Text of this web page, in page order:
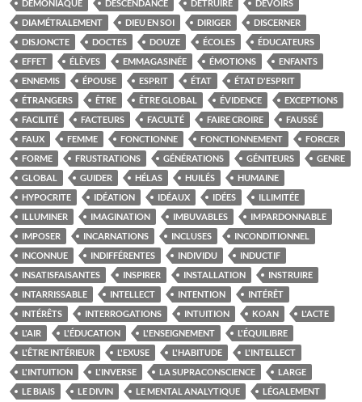
DÉMONIAQUE DESCENDANCE DÉTRUIRE
DEVOIRS
DIAMÉTRALEMENT
DIEU EN SOI DIRIGER
DISCERNER
DISJONCTE
DOCTES DOUZE ÉCOLES
ÉDUCATEURS
EFFET
ÉLÈVES EMMAGASINÉE ÉMOTIONS
ENFANTS
ENNEMIS
ÉPOUSE ESPRIT ÉTAT
ÉTAT D'ESPRIT
ÉTRANGERS
ÊTRE ÊTRE GLOBAL ÉVIDENCE
EXCEPTIONS
FACILITÉ
FACTEURS FACULTÉ FAIRE CROIRE
FAUSSÉ
FAUX
FEMME FONCTIONNE FONCTIONNEMENT
FORCER
FORME
FRUSTRATIONS GÉNÉRATIONS GÉNITEURS
GENRE
GLOBAL
GUIDER HÉLAS HUILÉS
HUMAINE
HYPOCRITE
IDÉATION IDÉAUX IDÉES
ILLIMITÉE
ILLUMINER
IMAGINATION IMBUVABLES
IMPARDONNABLE
IMPOSER
INCARNATIONS INCLUSES
INCONDITIONNEL
INCONNUE
INDIFFÉRENTES INDIVIDU
INDUCTIF
INSATISFAISANTES
INSPIRER INSTALLATION
INSTRUIRE
INTARRISSABLE
INTELLECT INTENTION
INTÉRÊT
INTÉRÊTS
INTERROGATIONS INTUITION KOAN
L'ACTE
L'AIR
L'ÉDUCATION L'ENSEIGNEMENT
L'ÉQUILIBRE
L'ÊTRE INTÉRIEUR
L'EXUSE L'HABITUDE
L'INTELLECT
L'INTUITION
L'INVERSE LA SUPRACONSCIENCE
LARGE
LE BIAIS
LE DIVIN LE MENTAL ANALYTIQUE
LÉGALEMENT